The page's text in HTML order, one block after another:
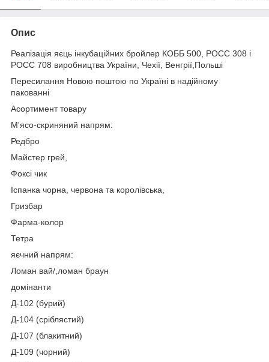
Опис
Реалізація яєць інкубаційних бройлер КОББ 500, РОСС 308 і
РОСС 708 виробництва України, Чехії, Венгрії,Польші
Пересилання Новою поштою по Україні в надійному
пакованні
Асортимент товару
М'ясо-скриняний напрям:
Редбро
Майстер грей,
Фоксі чик
Іспанка чорна, червона та королівська,
Гризбар
Фарма-колор
Тетра
яєчний напрям:
Ломан вай/,ломан браун
домінанти
Д-102 (бурий)
Д-104 (сріблястий)
Д-107 (блакитний)
Д-109 (чорний)